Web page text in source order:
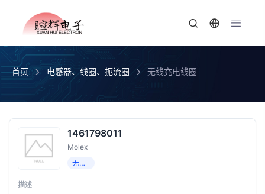
首页 电感器、线圈、扼流圈 无线充电线圈
1461798011
Molex
无线充电线圈